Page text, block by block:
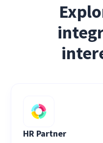
HR Partner